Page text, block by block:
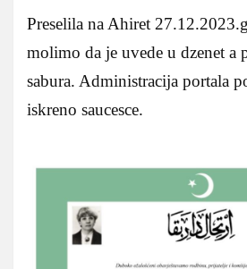
Preselila na Ahiret
molimo da je uvede u dzenet a
sabura. Administracija portala
iskreno saucesce.